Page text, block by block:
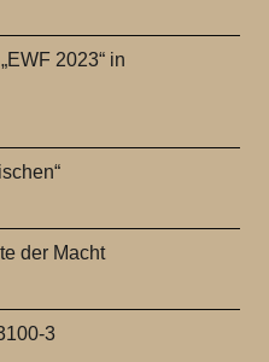
2023“ in
der Macht
3